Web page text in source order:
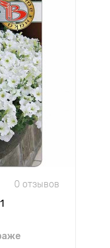
0 отзывов